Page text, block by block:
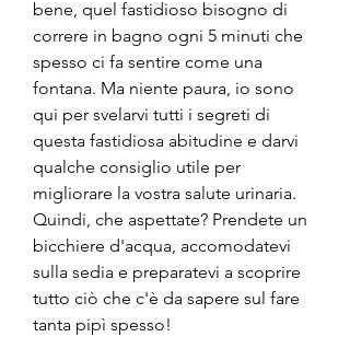
bene, quel fastidioso bisogno di
correre in bagno ogni 5 minuti che
spesso ci fa sentire come una
fontana. Ma niente paura, io sono
qui per svelarvi tutti i segreti di
questa fastidiosa abitudine e darvi
qualche consiglio utile per
migliorare la vostra salute urinaria.
Quindi, che aspettate? Prendete un
bicchiere d'acqua, accomodatevi
sulla sedia e preparatevi a scoprire
tutto ciò che c'è da sapere sul fare
tanta pipì spesso!